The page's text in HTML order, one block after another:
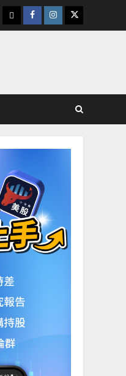
下
載
Facebook
Instagram
Twitter